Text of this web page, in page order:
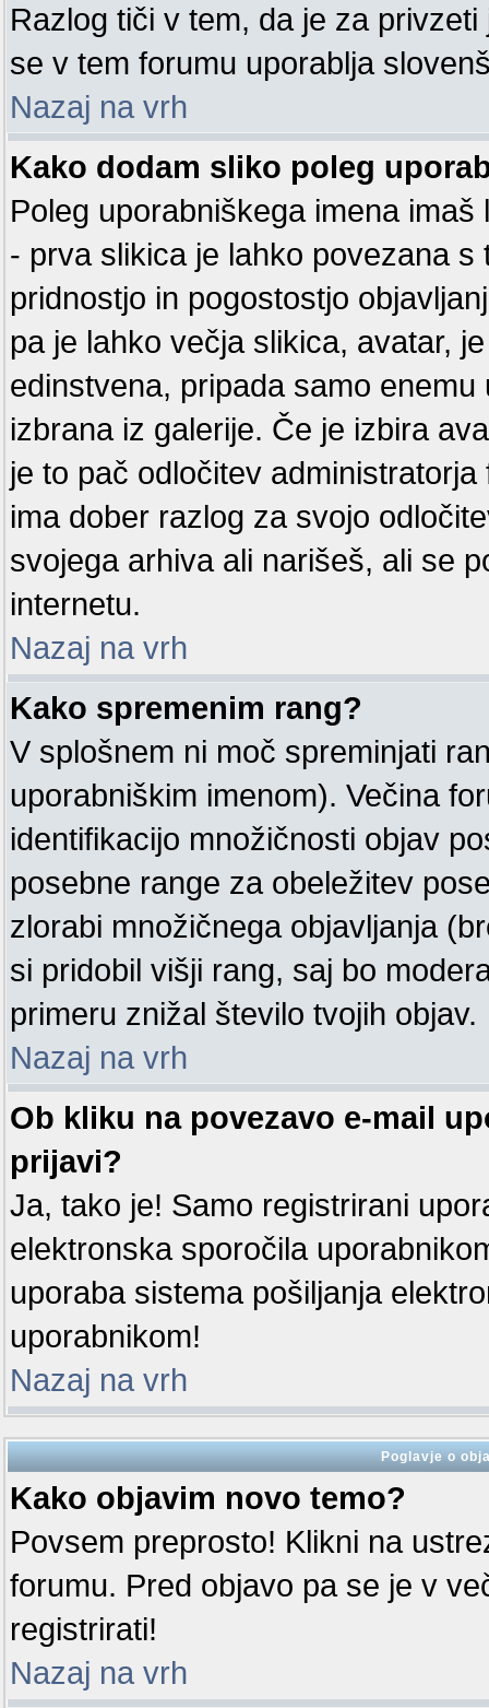
Razlog tiči v tem, da je za
se v tem forumu uporablja
Nazaj na vrh
Kako dodam sliko poleg
Poleg uporabniškega imena
- prva slikica je lahko povezana s
pridnostjo in pogostostjo
pa je lahko večja slikica, avatar,
edinstvena, pripada samo
izbrana iz galerije. Če je izbira
je to pač odločitev
ima dober razlog za svojo
svojega arhiva ali narišeš, ali se
internetu.
Nazaj na vrh
Kako spremenim rang?
V splošnem ni moč spreminjati
uporabniškim imenom). Večina
identifikacijo množičnosti objav
posebne range za obeležitev
zlorabi množičnega objavljanja
si pridobil višji rang, saj bo
primeru znižal število tvojih objav.
Nazaj na vrh
Ob kliku na povezavo e-mail
prijavi?
Ja, tako je! Samo registrirani
elektronska sporočila
uporaba sistema pošiljanja
uporabnikom!
Nazaj na vrh
Poglavje o
Kako objavim novo temo?
Povsem preprosto! Klikni na
forumu. Pred objavo pa se je v
registrirati!
Nazaj na vrh